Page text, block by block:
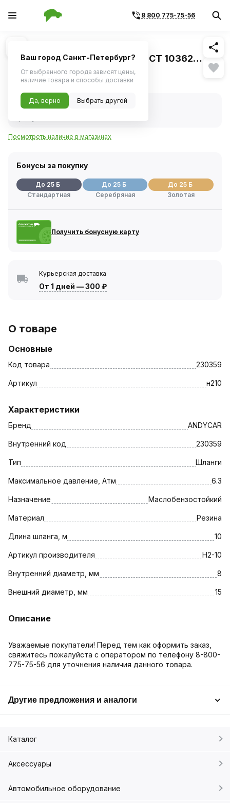
8 800 775-75-56
1/1 Похожие
маслобензостойкий (МБС) ГОСТ 10362
размер 08*15мм-6.3 Атм, длина 10м
Уважаемые покупатели!
Нет в наличии
Нет в наличии
Посмотреть наличие в магазинах
Бонусы за покупку
До 25 Б
Стандартная
До 25 Б
Серебряная
До 25 Б
Золотая
Получить бонусную карту
Курьерская доставка
От 1 дней —300 ₽
О товаре
Основные
Код товара 230359
Артикул н210
Характеристики
Бренд ANDYCAR
Внутренний код 230359
Тип Шланги
Максимальное давление, Атм 6.3
Назначение Маслобензостойкий
Материал Резина
Длина шланга, м 10
Артикул производителя Н2-10
Внутренний диаметр, мм 8
Внешний диаметр, мм 15
Описание
Уважаемые покупатели! Перед тем как оформить заказ,
свяжитесь пожалуйста с оператором по телефону 8-800-
775-75-56 для уточнения наличия данного товара.
Другие предложения и аналоги
Каталог
Аксессуары
Автомобильное оборудование
Ваш город Санкт-Петербург?
От выбранного города зависят цены,
наличие товара и способы доставки
Да, верно Выбрать другой